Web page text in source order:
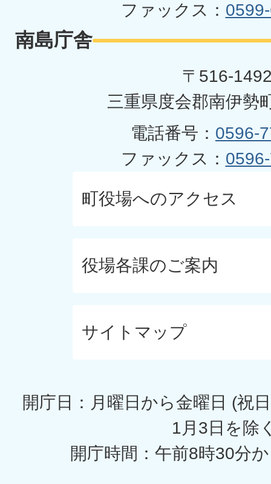
ファックス：
南島庁舎
〒516-
三重県度会郡南伊勢
電話番号： 0596-
ファックス：
町役場へのアクセス
役場各課のご案内
サイトマップ
開庁日：月曜日から金曜日 (祝
1月3日を除
開庁時間：午前8時30分